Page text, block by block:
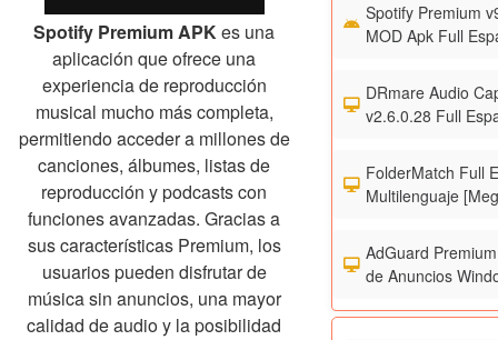
Spotify Premium APKes una
aplicación que ofrece una
experiencia de reproducción
musical mucho más completa,
permitiendo acceder a millones de
canciones, álbumes, listas de
reproducción y podcasts con
funciones avanzadas. Gracias a
sus características Premium, los
usuarios pueden disfrutar de
música sin anuncios, una mayor
calidad de audio y la posibilidad
Spotify Premium
MOD Apk Full
DRmare Audio
v2.6.0.28 Full
FolderMatch Full
Multilenguaje
AdGuard
de Anuncios